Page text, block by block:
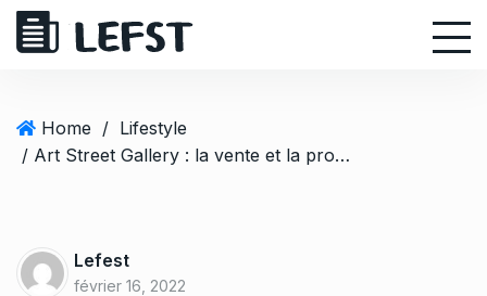
Home / Lifestyle
/ Art Street Gallery : la vente et la promotion du street art
Lefest
février 16, 2022